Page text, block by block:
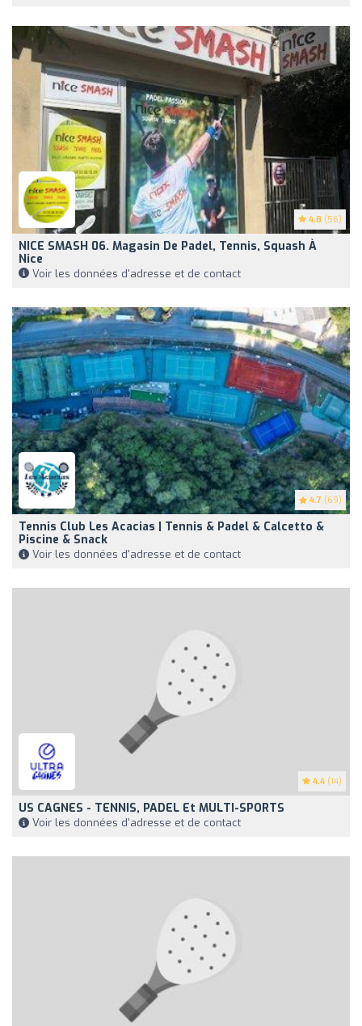
4.8 (56)
NICE SMASH 06. Magasin De Padel, Tennis, Squash À
Nice
Voir les données d'adresse et de contact
4.7 (69)
Tennis Club Les Acacias | Tennis & Padel & Calcetto &
Piscine & Snack
Voir les données d'adresse et de contact
4.4 (14)
US CAGNES - TENNIS, PADEL Et MULTI-SPORTS
Voir les données d'adresse et de contact